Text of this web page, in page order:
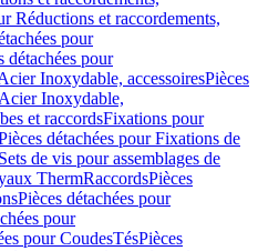
Réductions et raccordements,
pour
détachées pour
Inoxydable, accessoiresPièces
Inoxydable,
et raccordsFixations pour
détachées pour Fixations de
Sets de vis pour assemblages de
ThermRaccordsPièces
Pièces détachées pour
pour
pour CoudesTésPièces